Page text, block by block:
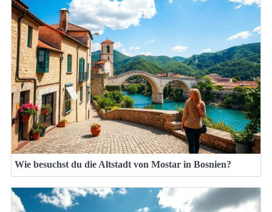
Wie besuchst du die Altstadt von Mostar in Bosnien?